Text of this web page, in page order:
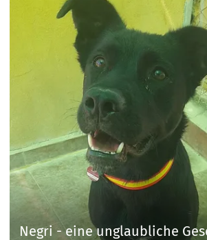
Negri - eine unglaubliche